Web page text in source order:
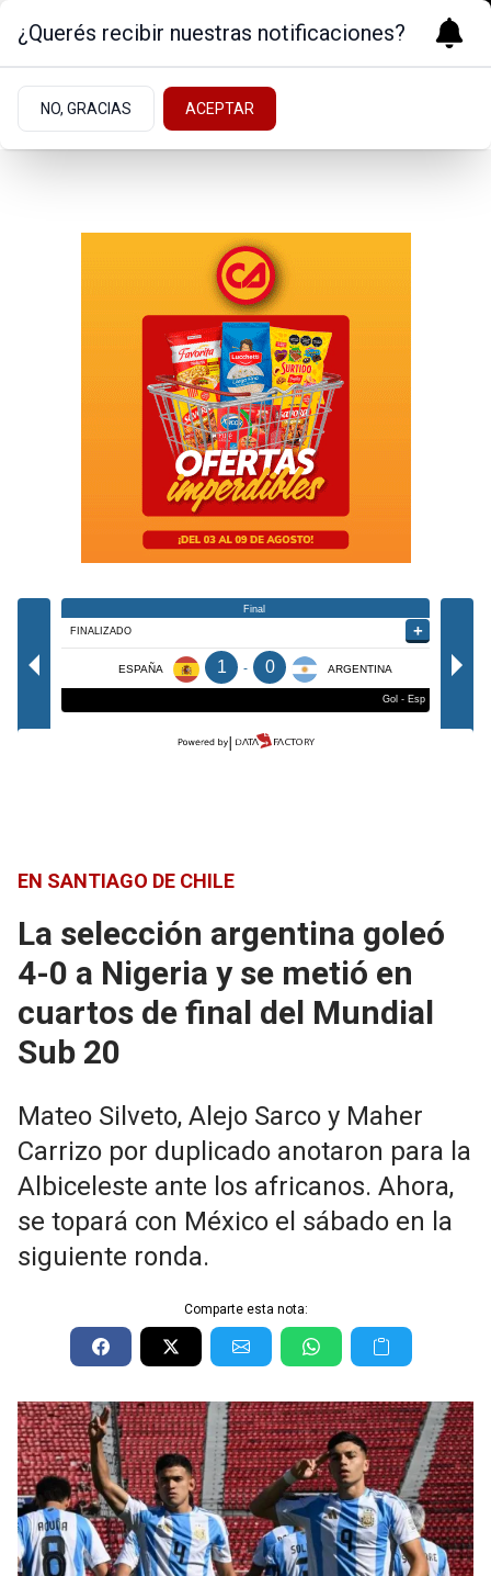
EN SANTIAGO DE CHILE
La selección argentina goleó
4-0 a Nigeria y se metió en
cuartos de final del Mundial
Sub 20
Mateo Silveto, Alejo Sarco y Maher
Carrizo por duplicado anotaron para la
Albiceleste ante los africanos. Ahora,
se topará con México el sábado en la
siguiente ronda.
Comparte esta nota:
¿Querés recibir nuestras notificaciones?
NO, GRACIAS ACEPTAR